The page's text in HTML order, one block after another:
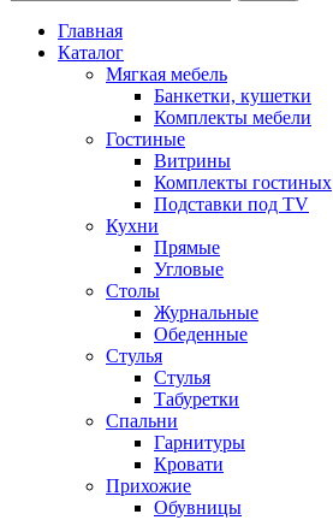
Главная
Каталог
Мягкая мебель
Банкетки, кушетки
Комплекты мебели
Гостиные
Витрины
Комплекты гостиных
Подставки под TV
Кухни
Прямые
Угловые
Столы
Журнальные
Обеденные
Стулья
Стулья
Табуретки
Спальни
Гарнитуры
Кровати
Прихожие
Обувницы